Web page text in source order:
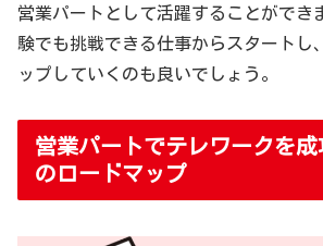
営業パートとして活躍することができ
験でも挑戦できる仕事からスタートし
ップしていくのも良いでしょう。
営業パートでテレワークを
のロードマップ